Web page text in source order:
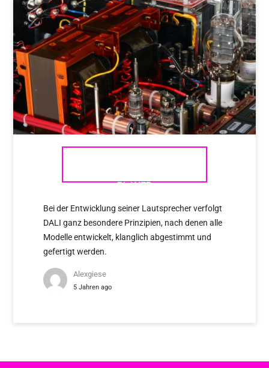
PLAYER
Bei der Entwicklung seiner Lautsprecher verfolgt
DALI ganz besondere Prinzipien, nach denen alle
Modelle entwickelt, klanglich abgestimmt und
gefertigt werden.
Alexgiese
5 Jahren ago